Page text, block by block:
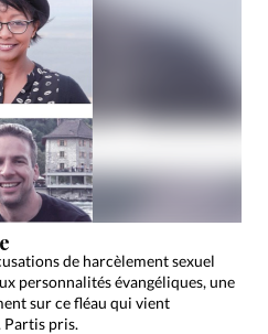
de harcèlement sexuel
personnalités évangéliques, une
sur ce fléau qui vient
Partis pris.